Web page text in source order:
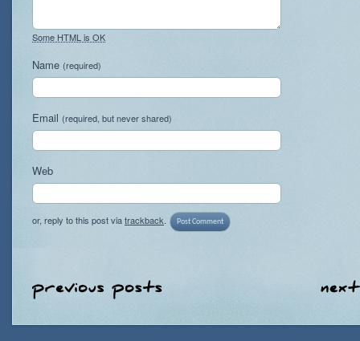
Some HTML is OK
Name (required)
Email (required, but never shared)
Web
or, reply to this post viatrackback